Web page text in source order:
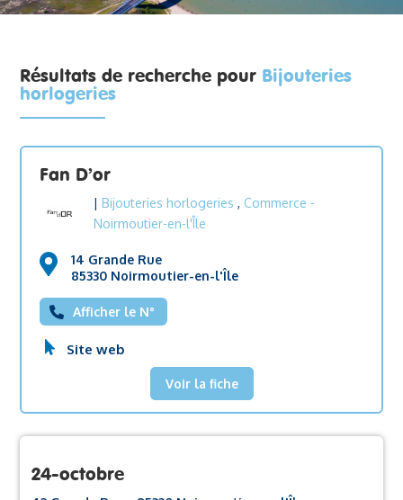
Résultats de recherche pour Bijouteries
horlogeries
Fan D’or
|Bijouteries horlogeries ,Commerce -
Noirmoutier-en-l'Île
14 Grande Rue
85330 Noirmoutier-en-l'Île
Afficher le N°
Site web
Voir la fiche
24-octobre